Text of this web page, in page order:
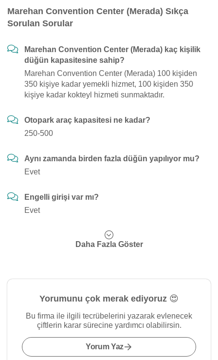
Marehan Convention Center (Merada) Sıkça
Sorulan Sorular
Marehan Convention Center (Merada) kaç kişilik
düğün kapasitesine sahip?
Marehan Convention Center (Merada) 100 kişiden
350 kişiye kadar yemekli hizmet, 100 kişiden 350
kişiye kadar kokteyl hizmeti sunmaktadır.
Otopark araç kapasitesi ne kadar?
250-500
Aynı zamanda birden fazla düğün yapılıyor mu?
Evet
Engelli girişi var mı?
Evet
Daha Fazla Göster
Yorumunu çok merak ediyoruz 😍
Bu firma ile ilgili tecrübelerini yazarak evlenecek
çiftlerin karar sürecine yardımcı olabilirsin.
Yorum Yaz